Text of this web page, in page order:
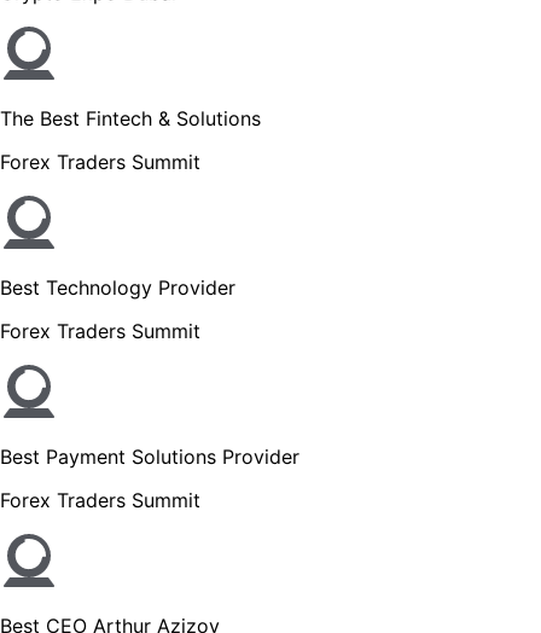
The Best Fintech & Solutions
Forex Traders Summit
Best Technology Provider
Forex Traders Summit
Best Payment Solutions Provider
Forex Traders Summit
Best CEO Arthur Azizov